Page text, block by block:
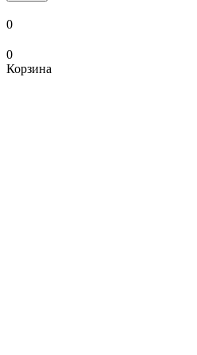
0
0
Корзина